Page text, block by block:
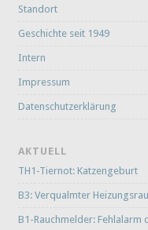
Standort
Geschichte seit 1949
Intern
Impressum
Datenschutzerklärung
AKTUELL
TH1-Tiernot: Katzengeburt
B3: Verqualmter
B1-Rauchmelder: Fehlalarm